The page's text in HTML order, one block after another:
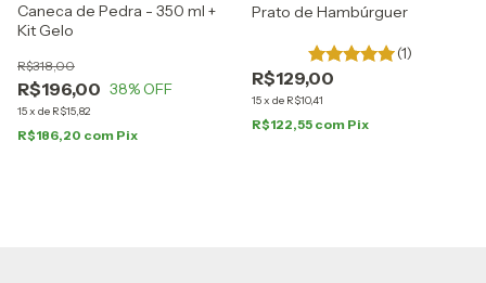
Caneca de Pedra - 350 ml +
Kit Gelo
R$196,00
R$318,00
38% OFF
15x de R$15,82
R$186,20 com Pix
Prato de Hambúrguer
(1)
R$129,00
15x de R$10,41
R$122,55 com Pix